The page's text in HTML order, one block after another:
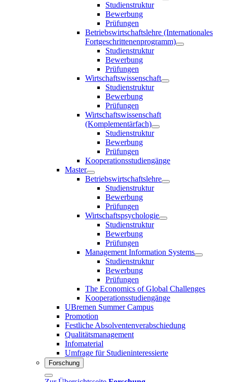
Studienstruktur
Bewerbung
Prüfungen
Betriebswirtschaftslehre (Internationales
Fortgeschrittenenprogramm)
Studienstruktur
Bewerbung
Prüfungen
Wirtschaftswissenschaft
Studienstruktur
Bewerbung
Prüfungen
Wirtschaftswissenschaft
(Komplementärfach)
Studienstruktur
Bewerbung
Prüfungen
Kooperationsstudiengänge
Master
Betriebswirtschaftslehre
Studienstruktur
Bewerbung
Prüfungen
Wirtschaftspsychologie
Studienstruktur
Bewerbung
Prüfungen
Management Information Systems
Studienstruktur
Bewerbung
Prüfungen
The Economics of Global Challenges
Kooperationsstudiengänge
UBremen Summer Campus
Promotion
Festliche Absolventenverabschiedung
Qualitätsmanagement
Infomaterial
Umfrage für Studieninteressierte
Forschung